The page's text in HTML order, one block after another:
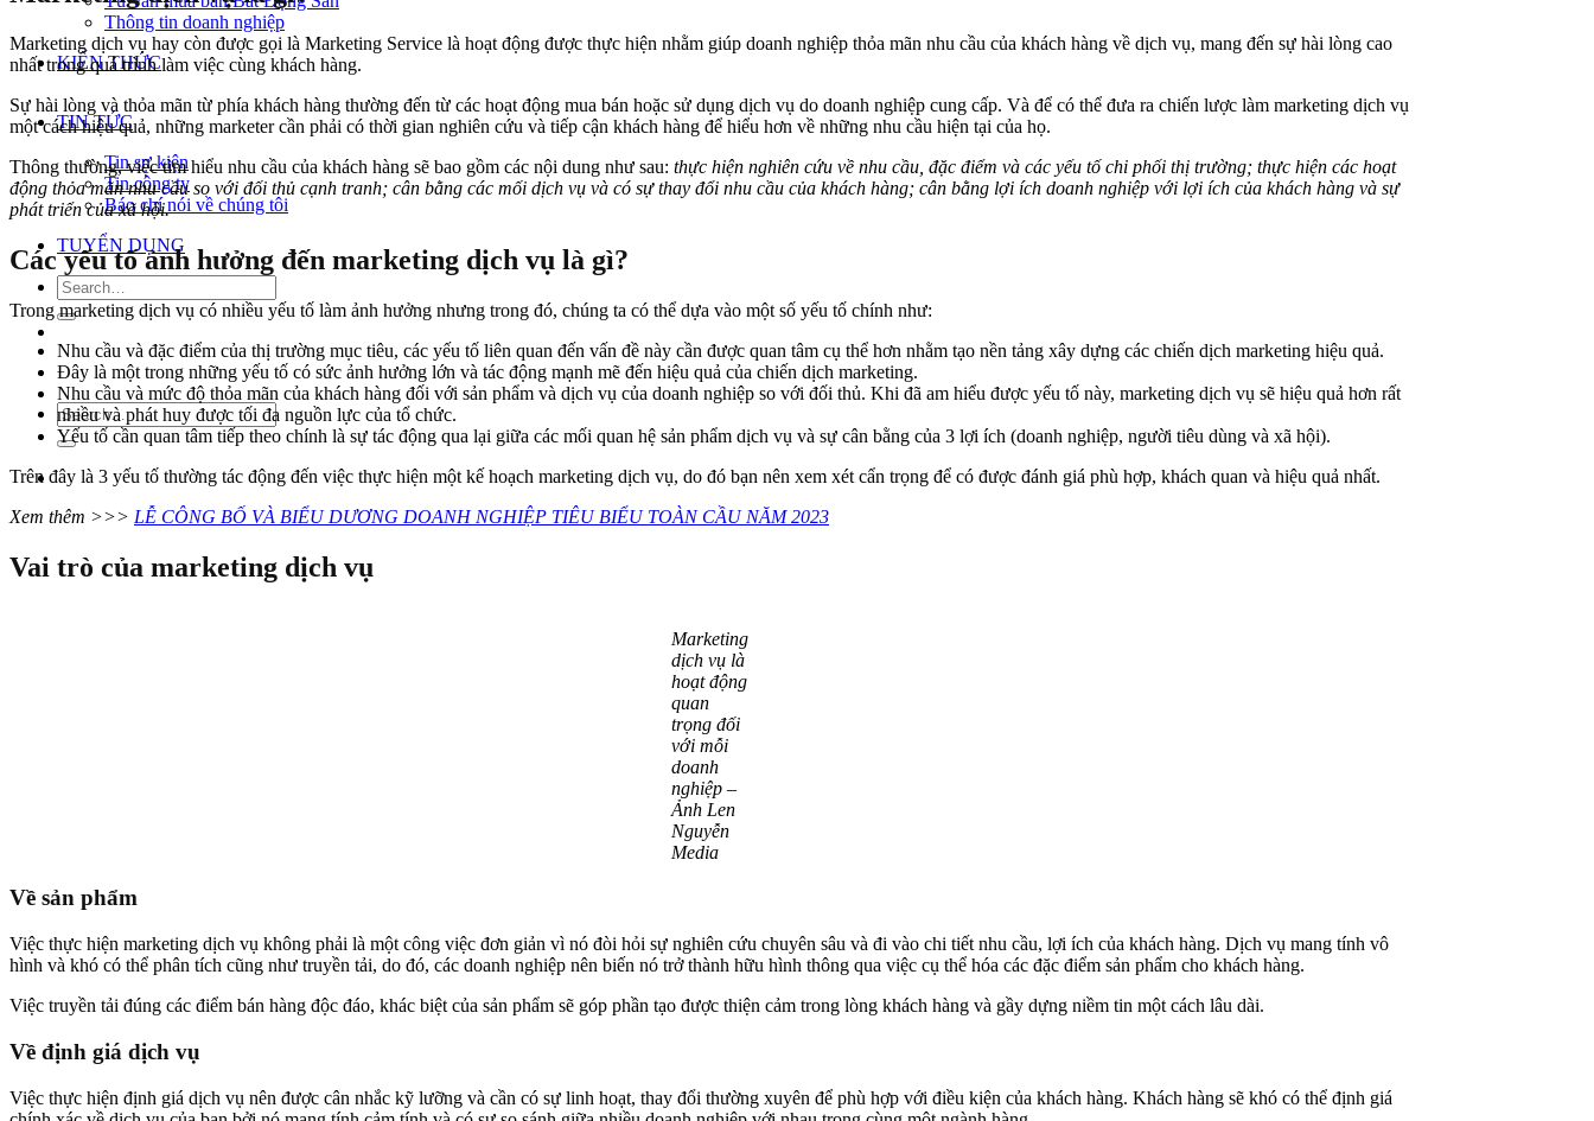
Thông tin doanh nghiệp
KIẾN THỨC
TIN TỨC
Tin sự kiện
Tin công ty
Báo chí nói về chúng tôi
TUYỂN DỤNG
Marketing dịch vụ hay còn được gọi là Marketing Service là hoạt động được thực hiện nhằm giúp doanh nghiệp thỏa mãn nhu cầu của khách hàng về dịch vụ, mang đến sự hài lòng cao
nhất trong quá trình làm việc cùng khách hàng.
Sự hài lòng và thỏa mãn từ phía khách hàng thường đến từ các hoạt động mua bán hoặc sử dụng dịch vụ do doanh nghiệp cung cấp. Và để có thể đưa ra chiến lược làm marketing dịch vụ
một cách hiệu quả, những marketer cần phải có thời gian nghiên cứu và tiếp cận khách hàng để hiểu hơn về những nhu cầu hiện tại của họ.
Thông thường, việc tìm hiểu nhu cầu của khách hàng sẽ bao gồm các nội dung như sau: thực hiện nghiên cứu về nhu cầu, đặc điểm và các yếu tố chi phối thị trường; thực hiện các hoạt
động thỏa mãn nhu cầu so với đối thủ cạnh tranh; cân bằng các mối dịch vụ và có sự thay đổi nhu cầu của khách hàng; cân bằng lợi ích doanh nghiệp với lợi ích của khách hàng và sự
phát triển của xã hội.
Các yếu tố ảnh hưởng đến marketing dịch vụ là gì?
Trong marketing dịch vụ có nhiều yếu tố làm ảnh hưởng nhưng trong đó, chúng ta có thể dựa vào một số yếu tố chính như:
Nhu cầu và đặc điểm của thị trường mục tiêu, các yếu tố liên quan đến vấn đề này cần được quan tâm cụ thể hơn nhằm tạo nền tảng xây dựng các chiến dịch marketing hiệu quả.
Đây là một trong những yếu tố có sức ảnh hưởng lớn và tác động mạnh mẽ đến hiệu quả của chiến dịch marketing.
Nhu cầu và mức độ thỏa mãn của khách hàng đối với sản phẩm và dịch vụ của doanh nghiệp so với đối thủ. Khi đã am hiểu được yếu tố này, marketing dịch vụ sẽ hiệu quả hơn rất
nhiều và phát huy được tối đa nguồn lực của tổ chức.
Yếu tố cần quan tâm tiếp theo chính là sự tác động qua lại giữa các mối quan hệ sản phẩm dịch vụ và sự cân bằng của 3 lợi ích (doanh nghiệp, người tiêu dùng và xã hội).
Trên đây là 3 yếu tố thường tác động đến việc thực hiện một kế hoạch marketing dịch vụ, do đó bạn nên xem xét cẩn trọng để có được đánh giá phù hợp, khách quan và hiệu quả nhất.
Xem thêm >>> LỄ CÔNG BỐ VÀ BIỂU DƯƠNG DOANH NGHIỆP TIÊU BIỂU TOÀN CẦU NĂM 2023
Vai trò của marketing dịch vụ
Marketing
dịch vụ là
hoạt động
quan
trọng đối
với mỗi
doanh
nghiệp –
Ảnh Len
Nguyễn
Media
Về sản phẩm
Việc thực hiện marketing dịch vụ không phải là một công việc đơn giản vì nó đòi hỏi sự nghiên cứu chuyên sâu và đi vào chi tiết nhu cầu, lợi ích của khách hàng. Dịch vụ mang tính vô
hình và khó có thể phân tích cũng như truyền tải, do đó, các doanh nghiệp nên biến nó trở thành hữu hình thông qua việc cụ thể hóa các đặc điểm sản phẩm cho khách hàng.
Việc truyền tải đúng các điểm bán hàng độc đáo, khác biệt của sản phẩm sẽ góp phần tạo được thiện cảm trong lòng khách hàng và gầy dựng niềm tin một cách lâu dài.
Về định giá dịch vụ
Việc thực hiện định giá dịch vụ nên được cân nhắc kỹ lưỡng và cần có sự linh hoạt, thay đổi thường xuyên để phù hợp với điều kiện của khách hàng. Khách hàng sẽ khó có thể định giá